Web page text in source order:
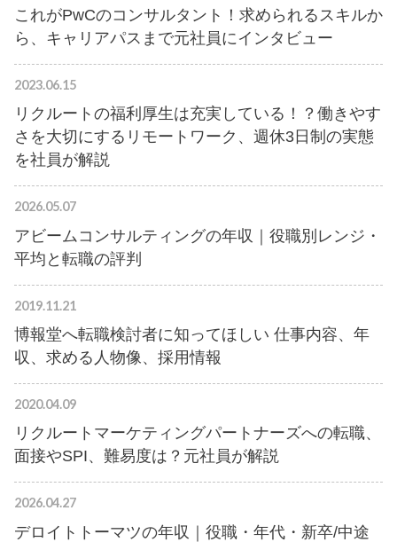
これがPwCのコンサルタント！求められるスキルか
ら、キャリアパスまで元社員にインタビュー
2023.06.15
リクルートの福利厚生は充実している！？働きやす
さを大切にするリモートワーク、週休3日制の実態
を社員が解説
2026.05.07
アビームコンサルティングの年収｜役職別レンジ・
平均と転職の評判
2019.11.21
博報堂へ転職検討者に知ってほしい 仕事内容、年
収、求める人物像、採用情報
2020.04.09
リクルートマーケティングパートナーズへの転職、
面接やSPI、難易度は？元社員が解説
2026.04.27
デロイトトーマツの年収｜役職・年代・新卒/中途